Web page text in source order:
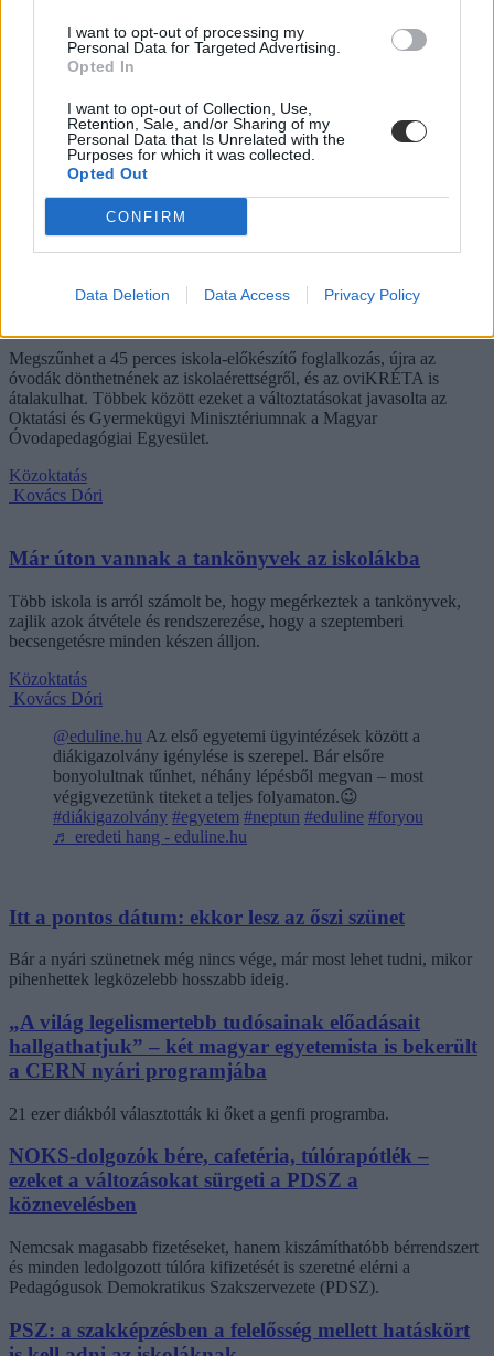
I want to opt-out of processing my
Personal Data for Targeted Advertising.
Opted In
I want to opt-out of Collection, Use,
Retention, Sale, and/or Sharing of my
Personal Data that Is Unrelated with the
Purposes for which it was collected.
Opted Out
CONFIRM
Data Deletion Data Access Privacy Policy
Dolgoznának az egyetem mellett, mégsem
vállalhatnak diákmunkát – több mint százezer
levelezős hallgatót érinthet a szabály
„Szinte bárhol voltam állásinterjún, mikor megtudták, hogy levelező
tagozatos hallgató vagyok, egyből húzni kezdték a szájukat” –
számolt be tapasztalatairól az Eduline-nak egy egyetemista. Példája
azonban korántsem egyedi: több levelezős hallgató számolt be
Campus life
Kovács Dóri
Eltörölnék a 45 perces iskola-előkészítőt, újra az
Megszűnhet a 45 perces iskola-előkészítő foglalkozás, újra az
óvodák dönthetnének az iskolaérettségről, és az oviKRÉTA is
átalakulhat. Többek között ezeket a változtatásokat javasolta az
Oktatási és Gyermekügyi Minisztériumnak a Magyar
Óvodapedagógiai Egyesület.
Közoktatás
Kovács Dóri
Már úton vannak a tankönyvek az iskolákba
Több iskola is arról számolt be, hogy megérkeztek a tankönyvek,
zajlik azok átvétele és rendszerezése, hogy a szeptemberi
becsengetésre minden készen álljon.
Közoktatás
Kovács Dóri
@eduline.hu Az első egyetemi ügyintézések között a
diákigazolvány igénylése is szerepel. Bár elsőre
bonyolultnak tűnhet, néhány lépésből megvan – most
végigvezetünk titeket a teljes folyamaton.😉
#diákigazolvány #egyetem #neptun #eduline #foryou
♬ eredeti hang - eduline.hu
Itt a pontos dátum: ekkor lesz az őszi szünet
Bár a nyári szünetnek még nincs vége, már most lehet tudni, mikor
pihenhettek legközelebb hosszabb ideig.
„A világ legelismertebb tudósainak előadásait
hallgathatjuk” – két magyar egyetemista is bekerült
a CERN nyári programjába
21 ezer diákból választották ki őket a genfi programba.
NOKS-dolgozók bére, cafetéria, túlórapótlék –
ezeket a változásokat sürgeti a PDSZ a
köznevelésben
Nemcsak magasabb fizetéseket, hanem kiszámíthatóbb bérrendszert
és minden ledolgozott túlóra kifizetését is szeretné elérni a
Pedagógusok Demokratikus Szakszervezete (PDSZ).
PSZ: a szakképzésben a felelősség mellett hatáskört